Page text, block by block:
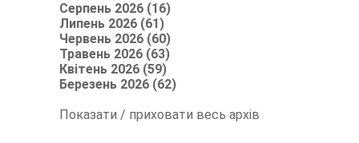
Серпень 2026 (16)
Липень 2026 (61)
Червень 2026 (60)
Травень 2026 (63)
Квітень 2026 (59)
Березень 2026 (62)
Показати / приховати весь архів